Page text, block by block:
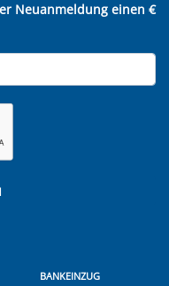
Neuanmeldung einen €
BANKEINZUG